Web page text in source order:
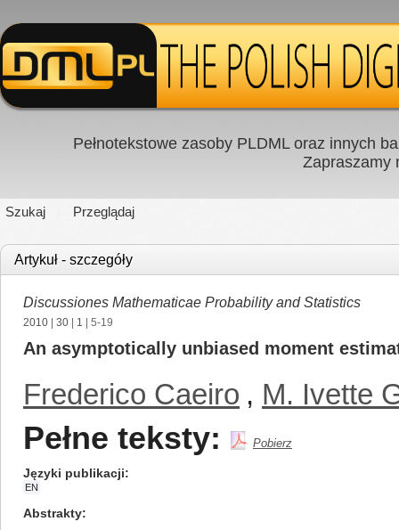
Pełnotekstowe zasoby PLDML oraz innych
Zapraszamy
Szukaj Przeglądaj
Artykuł - szczegóły
Discussiones Mathematicae Probability and Statistics
2010 30 1 | 5-19
An asymptotically unbiased moment
Frederico Caeiro , M. Ivette
Pełne teksty: Pobierz
Języki publikacji
EN
Abstrakty